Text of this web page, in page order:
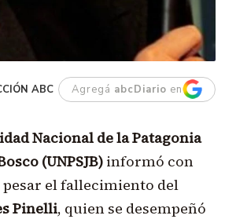
ABC Agregá abcDiario en
Nacional de la Patagonia
(UNPSJB)informó con
el fallecimiento del
Pinelli, quien se desempeñó